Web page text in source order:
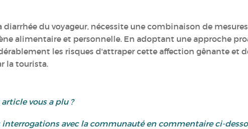
du voyageur, nécessite une combinaison de mesures
alimentaire et personnelle. En adoptant une approche
les risques d'attraper cette affection gênante et
la tourista.
article vous a plu ?
avec la communauté en commentaire ci-